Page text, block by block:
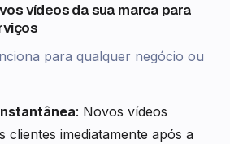
vídeos da sua marca para
para qualquer negócio ou
: Novos vídeos
clientes imediatamente após a